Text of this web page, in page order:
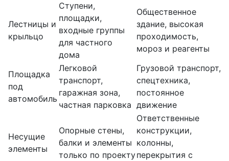
Лестницы и
крыльцо
Ступени,
площадки,
входные группы
для частного
дома
Общественное
здание, высокая
проходимость,
мороз и реагенты
Площадка
под
автомобиль
Легковой
транспорт,
гаражная зона,
частная парковка
Грузовой транспорт,
спецтехника,
постоянное
движение
Несущие
элементы
Опорные стены,
балки и элементы
только по проекту
Ответственные
конструкции,
колонны,
перекрытия с